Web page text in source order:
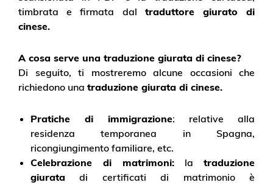
timbrata e firmata dal traduttore giurato di
cinese.
A cosa serve una traduzione giurata di cinese?
Di seguito, ti mostreremo alcune occasioni che
richiedono una traduzione giurata di cinese.
Pratiche di immigrazione: relative alla
residenza temporanea in Spagna,
ricongiungimento familiare, etc.
Celebrazione di matrimoni: la traduzione
giurata di certificati di matrimonio è